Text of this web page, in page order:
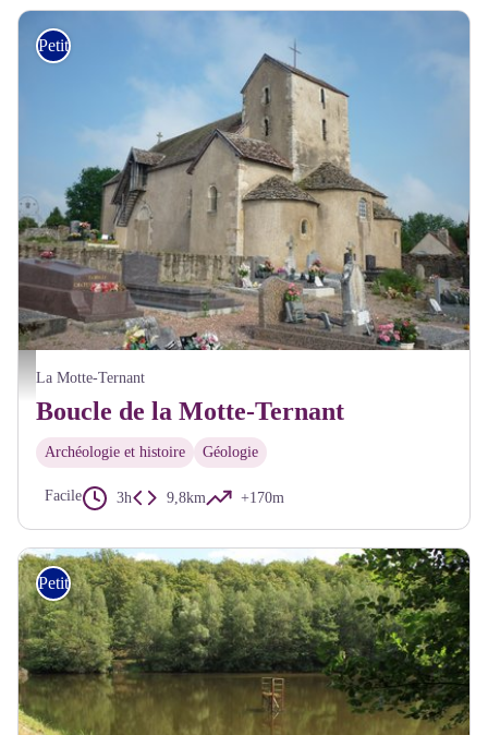
Eglise de la Motte Ternant - Pnr Morvan
Petite Randonnée
La Motte-Ternant
Boucle de la Motte-Ternant
Archéologie et histoire Géologie
Facile 3h 9,8km +170m
Petite Randonnée